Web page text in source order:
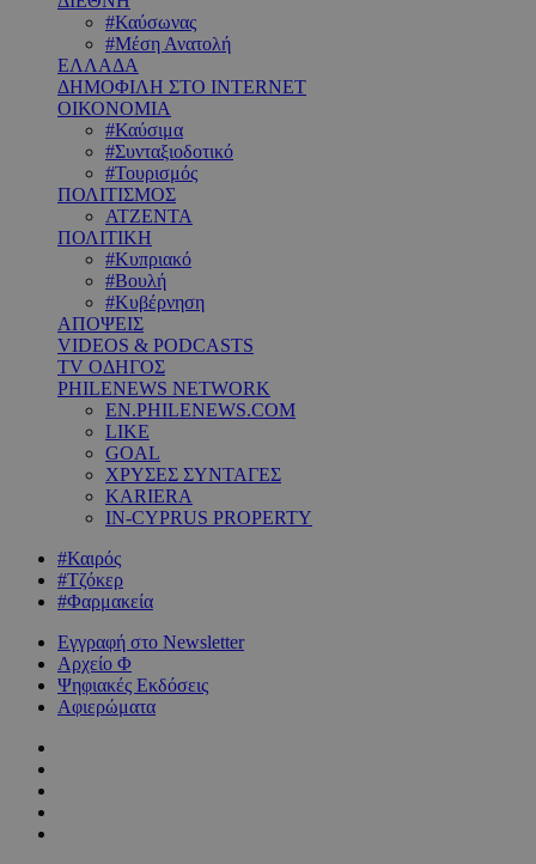
#Καύσωνας
#Μέση Ανατολή
ΕΛΛΑΔΑ
ΔΗΜΟΦΙΛΗ ΣΤΟ INTERNET
ΟΙΚΟΝΟΜΙΑ
#Καύσιμα
#Συνταξιοδοτικό
#Τουρισμός
ΠΟΛΙΤΙΣΜΟΣ
ΑΤΖΕΝΤΑ
ΠΟΛΙΤΙΚΗ
#Κυπριακό
#Βουλή
#Κυβέρνηση
ΑΠΟΨΕΙΣ
VIDEOS & PODCASTS
TV ΟΔΗΓΟΣ
PHILENEWS NETWORK
EN.PHILENEWS.COM
LIKE
GOAL
ΧΡΥΣΕΣ ΣΥΝΤΑΓΕΣ
KARIERA
IN-CYPRUS PROPERTY
#Καιρός
#Τζόκερ
#Φαρμακεία
Εγγραφή στο Newsletter
Αρχείο Φ
Ψηφιακές Εκδόσεις
Αφιερώματα